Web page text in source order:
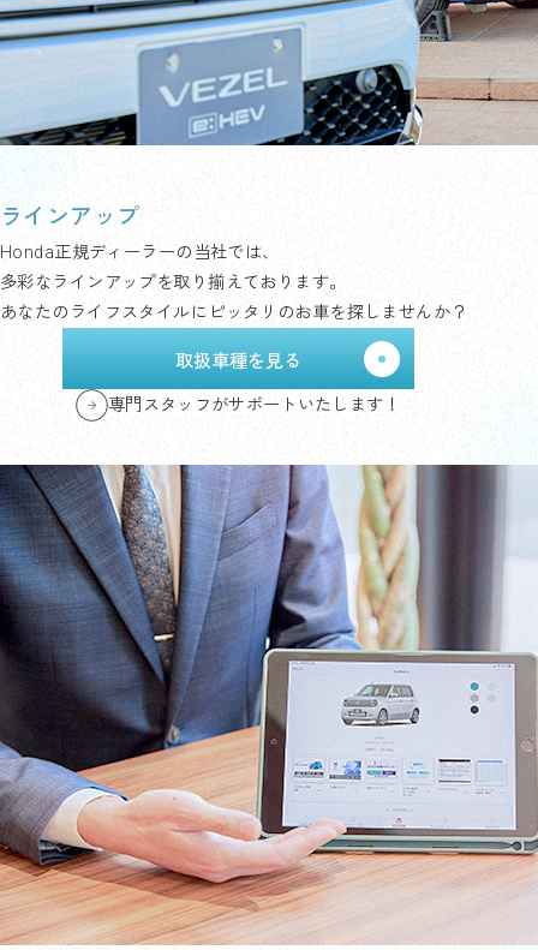
ラインアップ
Honda正規ディーラーの当社では、
多彩なラインアップを取り揃えております。
あなたのライフスタイルにピッタリのお車を探しませんか？
取扱車種を見る
専門スタッフがサポートいたします！